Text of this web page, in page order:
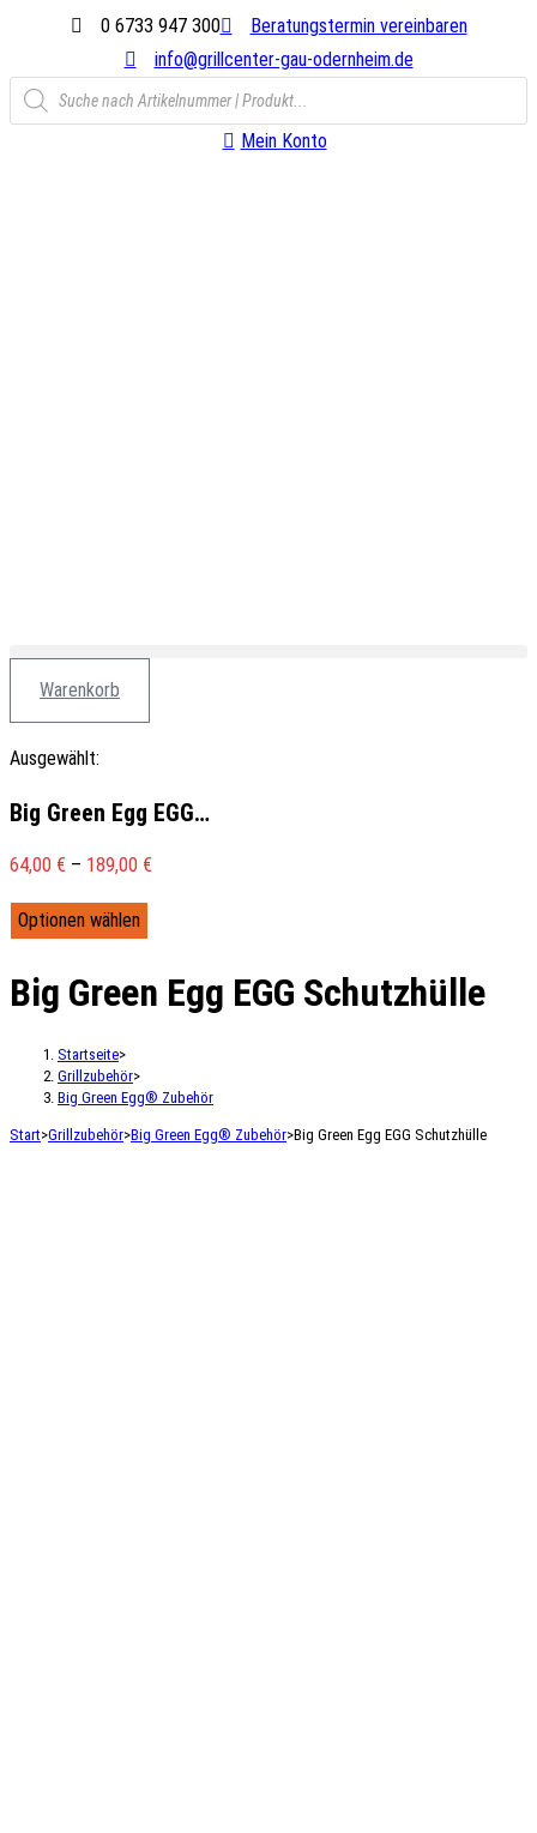
springen
0 6733 947 300
Beratungstermin vereinbaren
info@grillcenter-gau-odernheim.de
Products
search
Mein Konto
Warenkorb
Ausgewählt:
Big Green Egg EGG…
64,00 € – 189,00 €
Optionen wählen
Big Green Egg EGG Schutzhülle
Startseite>
Grillzubehör>
Big Green Egg® Zubehör
Start>Grillzubehör>Big Green Egg® Zubehör>Big Green Egg EGG Schutzhülle